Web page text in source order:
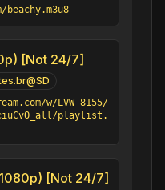
[Not 24/7]
w/LVW-8155/
playlist.
[Not 24/7]